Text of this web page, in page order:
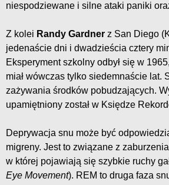
niespodziewane i silne ataki paniki
Z kolei Randy Gardner z San Diego
jedenaście dni i dwadzieścia cztery
Eksperyment szkolny odbył się w
miał wówczas tylko siedemnaście lat.
zażywania środków pobudzających.
upamiętniony został w Księdze
Deprywacja snu może być
migreny. Jest to związane z
w której pojawiają się szybkie ruchy
Eye Movement). REM to druga faza